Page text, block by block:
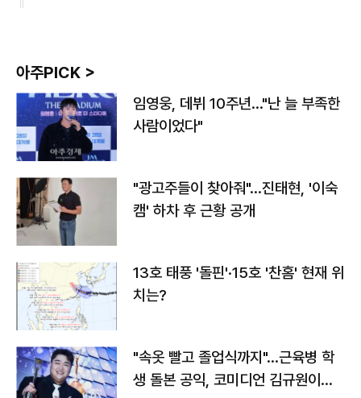
아주PICK >
임영웅, 데뷔 10주년…"난 늘 부족한
사람이었다"
"광고주들이 찾아줘"…진태현, '이숙
캠' 하차 후 근황 공개
13호 태풍 '돌핀'·15호 '찬홈' 현재 위
치는?
"속옷 빨고 졸업식까지"…근육병 학
생 돌본 공익, 코미디언 김규원이었